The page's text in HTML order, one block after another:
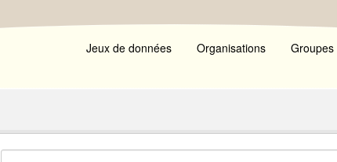
Jeux de données Organisations Groupes